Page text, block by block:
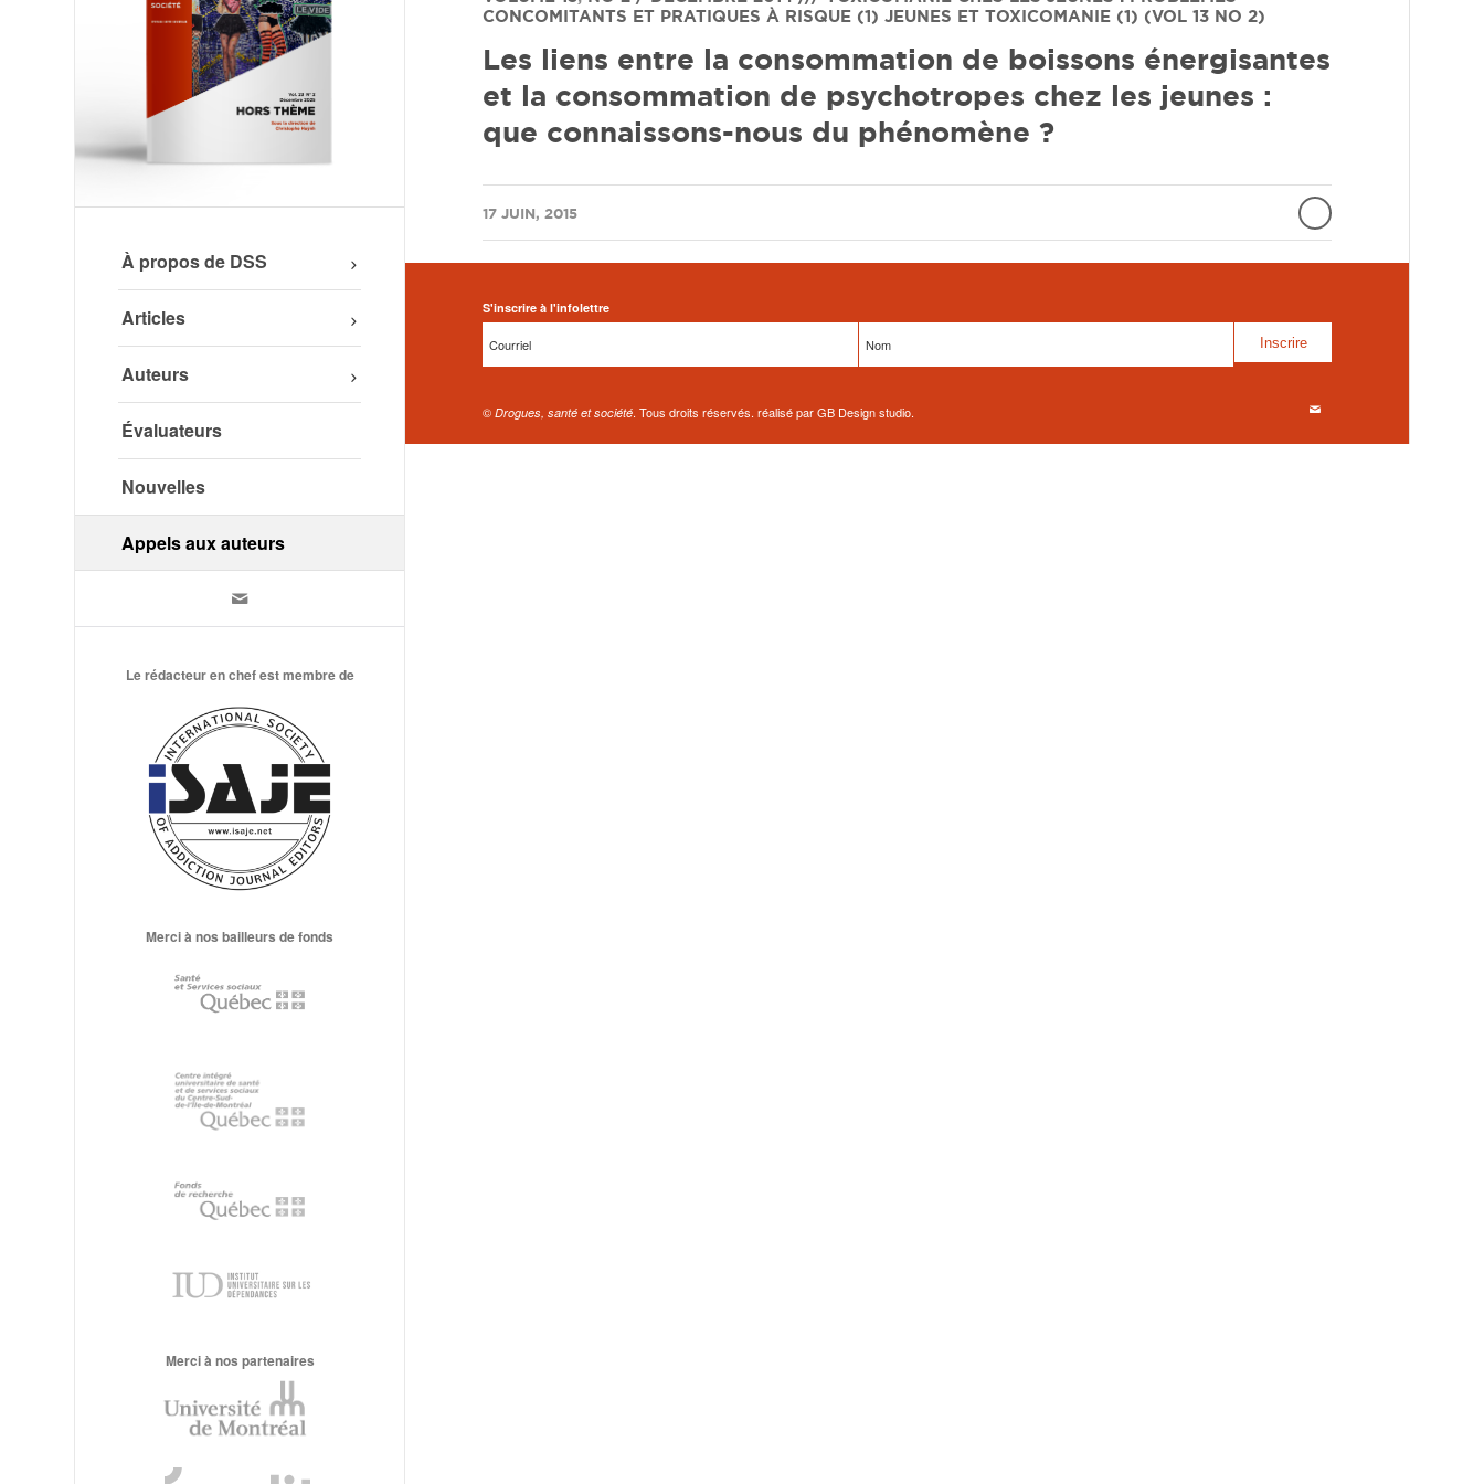
À propos de DSS
Articles
Auteurs
Évaluateurs
Nouvelles
Appels aux auteurs
Le rédacteur en chef est membre de
Merci à nos bailleurs de fonds
Merci à nos partenaires
CONCOMITANTS ET PRATIQUES À RISQUE (1) JEUNES ET TOXICOMANIE (1) (VOL 13 NO 2)
Les liens entre la consommation de boissons énergisantes
et la consommation de psychotropes chez les jeunes :
que connaissons-nous du phénomène ?
17 JUIN, 2015
S'inscrire à l'infolettre
© Drogues, santé et société. Tous droits réservés. réalisé par GB Design studio.